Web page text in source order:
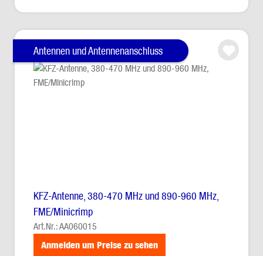
Antennen und Antennenanschluss
KFZ-Antenne, 380-470 MHz und 890-960 MHz,
FME/Minicrimp
Art.Nr.: AA060015
Anmelden um Preise zu sehen